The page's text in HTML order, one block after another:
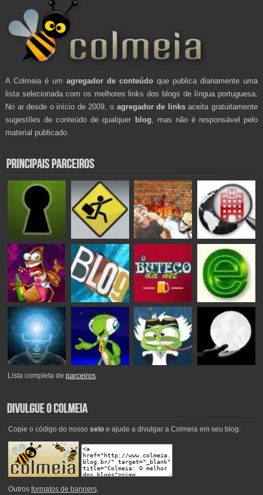
A Colmeia é um agregador de conteúdo que publica diariamente uma
lista selecionada com os melhores links dos blogs de língua portuguesa.
No ar desde o início de 2009, o agregador de linksaceita gratuitamente
sugestões de conteúdo de qualquer blog , mas não é responsável pelo
material publicado.
Lista completa deparceiros.
Copie o código do nosso seloe ajude a divulgar a Colmeia em seu blog.
Outros formatos de banners.